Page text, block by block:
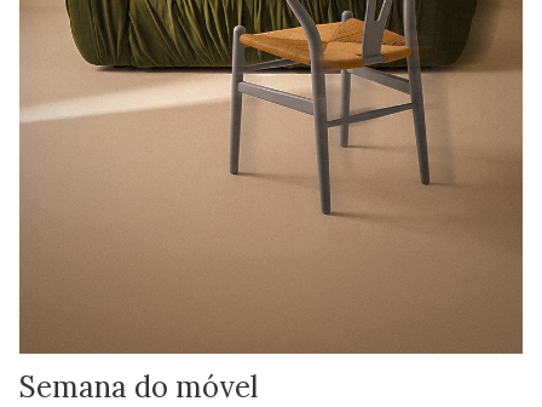
Semana do móvel